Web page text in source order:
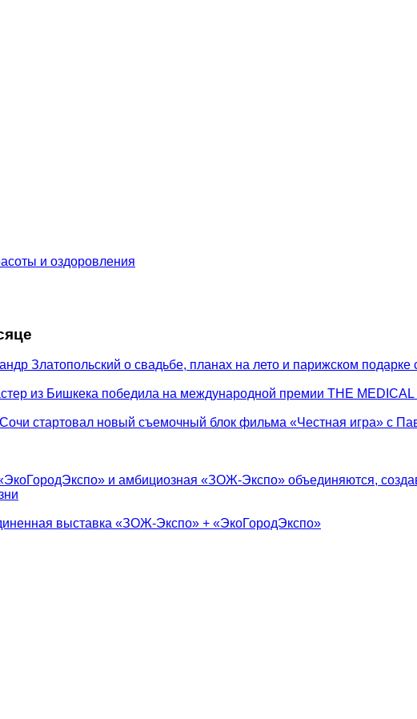
Златопольский о свадьбе, планах на лето и парижском подарке
из Бишкека победила на международной премии THE
стартовал новый съемочный блок фильма «Честная игра» с
и амбициозная «ЗОЖ-Экспо» объединяются,
выставка «ЗОЖ-Экспо» + «ЭкоГородЭкспо»